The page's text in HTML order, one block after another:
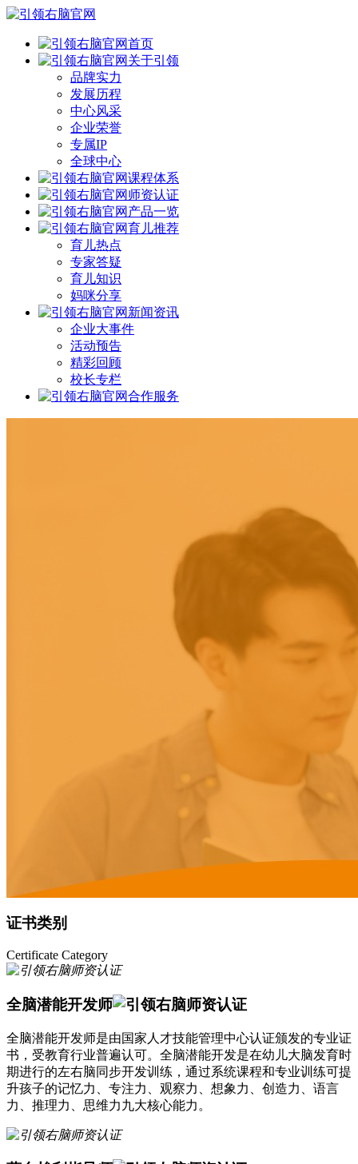
首页
关于引领
品牌实力
发展历程
中心风采
企业荣誉
专属IP
全球中心
课程体系
师资认证
产品一览
育儿推荐
育儿热点
专家答疑
育儿知识
妈咪分享
新闻资讯
企业大事件
活动预告
精彩回顾
校长专栏
合作服务
证书类别
Certificate Category
全脑潜能开发师
全脑潜能开发师是由国家人才技能管理中心认证颁发的专业证
书，受教育行业普遍认可。全脑潜能开发是在幼儿大脑发育时
期进行的左右脑同步开发训练，通过系统课程和专业训练可提
升孩子的记忆力、专注力、观察力、想象力、创造力、语言
力、推理力、思维力九大核心能力。